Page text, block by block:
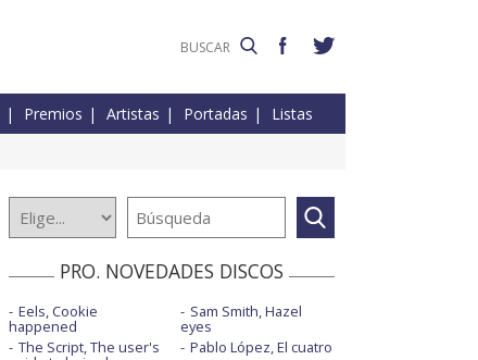
Premios Artistas Portadas Listas
PRO. NOVEDADES DISCOS
Eels, Cookie
happened
The Script, The user's
Sam Smith, Hazel
eyes
Pablo López, El cuatro